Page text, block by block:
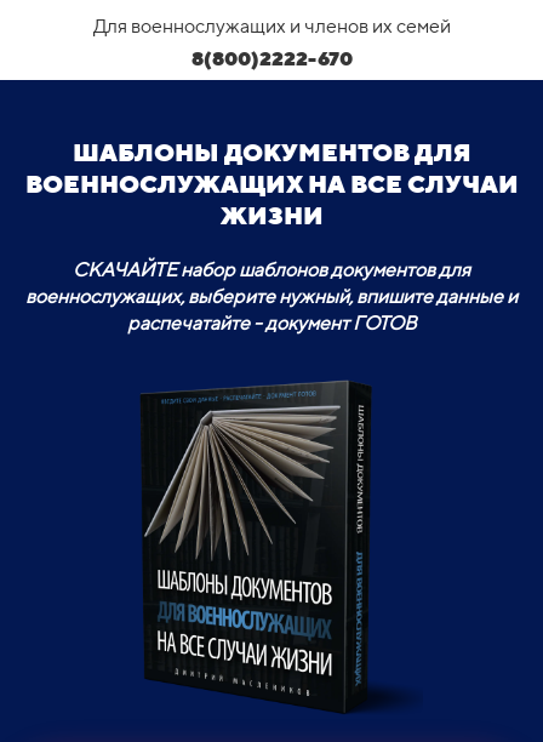
Для военнослужащих и членов их семей
8(800)2222-670
ШАБЛОНЫ ДОКУМЕНТОВ ДЛЯ
ВОЕННОСЛУЖАЩИХ НА ВСЕ СЛУЧАИ
ЖИЗНИ
СКАЧАЙТЕ набор шаблонов документов для
военнослужащих, выберите нужный, впишите данные и
распечатайте - документ ГОТОВ